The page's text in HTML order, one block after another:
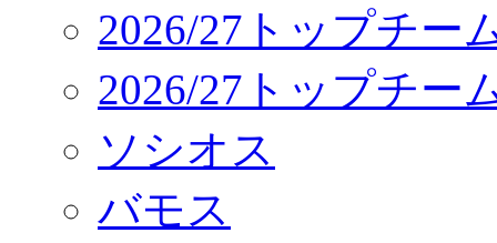
2026/27トップチー
2026/27トップチー
ソシオス
バモス